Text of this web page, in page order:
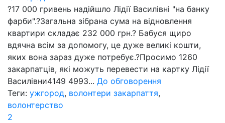
?17 000 гривень надійшло Лідії Василівні "на банку
фарби".?Загальна зібрана сума на відновлення
квартири складає 232 000 грн.? Бабуся щиро
вдячна всім за допомогу, це дуже великі кошти,
яких вона зараз дуже потребує.?Просимо 1260
закарпатців, які можуть перевести на картку Лідії
Василівни4149 4993... До обговорення
Теги: ужгород, волонтери закарпаття,
волонтерство
2